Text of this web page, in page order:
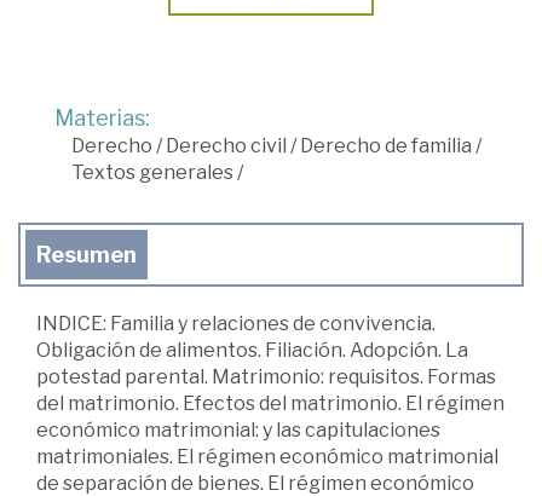
Materias:
Derecho /Derecho civil /Derecho de familia /
Textos generales/
Resumen
INDICE: Familia y relaciones de convivencia.
Obligación de alimentos. Filiación. Adopción. La
potestad parental. Matrimonio: requisitos. Formas
del matrimonio. Efectos del matrimonio. El régimen
económico matrimonial: y las capitulaciones
matrimoniales. El régimen económico matrimonial
de separación de bienes. El régimen económico